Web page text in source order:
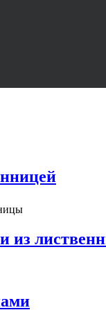
из